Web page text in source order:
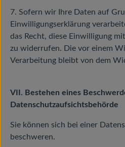
7. Sofern wir Ihre Daten auf
Einwilligungserklärung
das Recht, diese Einwilligung
zu widerrufen. Die vor einem
Verarbeitung bleibt von dem
VII. Bestehen eines
Datenschutzaufsichtsbehörde
Sie können sich bei einer
beschweren.